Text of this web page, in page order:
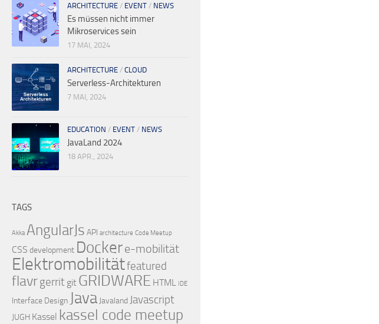
ARCHITECTURE / EVENT / NEWS
Es müssen nicht immer
Mikroservices sein
17 MAI, 2024
ARCHITECTURE / CLOUD
Serverless-Architekturen
7 MAI, 2024
EDUCATION / EVENT / NEWS
JavaLand 2024
18 APR., 2024
TAGS
Akka AngularJs API architecture Code Meetup
CSS development Dockere-mobilität
Elektromobilitätfeatured
flavrgerrit git GRIDWARE HTML IDE
Interface Design Java Javaland Javascript
JUGH Kassel kassel code meetup